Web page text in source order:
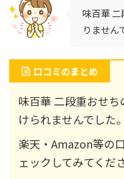
味百華
りません
口コミのまとめ
味百華 二段重おせ
けられませんでした。
楽天・Amazon等の
ェックしてみてくだ